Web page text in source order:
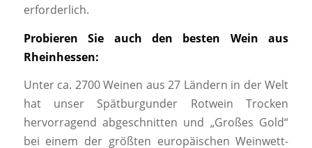
erforderlich.
Probieren
Sie auch den besten Wein
aus
Rheinhessen:
Unter ca. 2700 Weinen aus 27 Ländern in der Welt
hat unser Spätburgunder Rotwein Trocken
hervorragend abgeschnitten und „Großes Gold“
bei einem der größten europäischen Weinwett-